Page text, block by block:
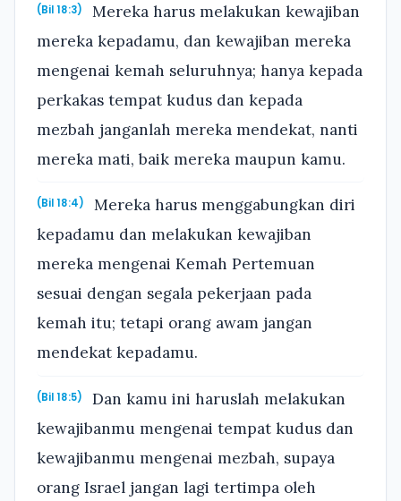
(Bil 18:3)
Mereka harus melakukan kewajiban
mereka kepadamu, dan kewajiban mereka
mengenai kemah seluruhnya; hanya kepada
perkakas tempat kudus dan kepada
mezbah janganlah mereka mendekat, nanti
mereka mati, baik mereka maupun kamu.
(Bil 18:4)
Mereka harus menggabungkan diri
kepadamu dan melakukan kewajiban
mereka mengenai Kemah Pertemuan
sesuai dengan segala pekerjaan pada
kemah itu; tetapi orang awam jangan
mendekat kepadamu.
(Bil 18:5)
Dan kamu ini haruslah melakukan
kewajibanmu mengenai tempat kudus dan
kewajibanmu mengenai mezbah, supaya
orang Israel jangan lagi tertimpa oleh